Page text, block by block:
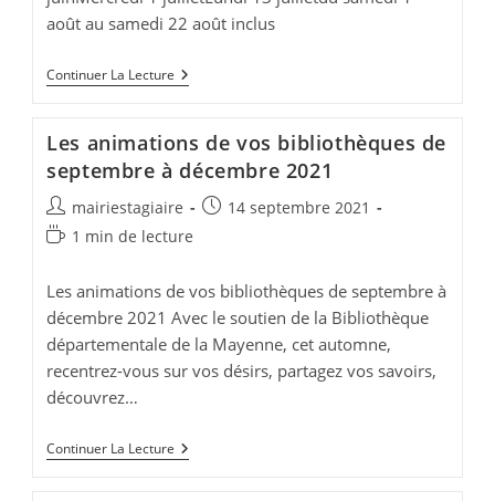
août au samedi 22 août inclus
Continuer La Lecture Horaires
D’été
Bibliothèque
Les animations de vos bibliothèques de
septembre à décembre 2021
Auteur/autrice
de
mairiestagiaire
Publication
14 septembre 2021
Temps
lecture :
1 min de lecture
Les animations de vos bibliothèques de septembre à
décembre 2021 Avec le soutien de la Bibliothèque
départementale de la Mayenne, cet automne,
recentrez-vous sur vos désirs, partagez vos savoirs,
découvrez…
Continuer La Lecture Les
Animations